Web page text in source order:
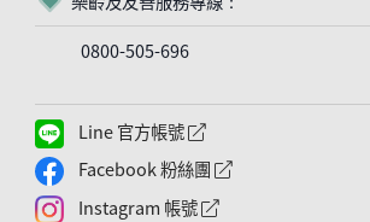
0800-505-696
Line 官方帳號 外網連結符號
Facebook 粉絲團 外網連結符號
Instagram 帳號 外網連結符號